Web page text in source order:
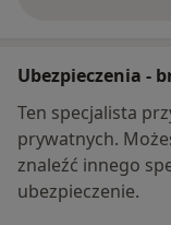
Ubezpieczenia -
Ten specjalista
prywatnych.
znaleźć innego
ubezpieczenie.